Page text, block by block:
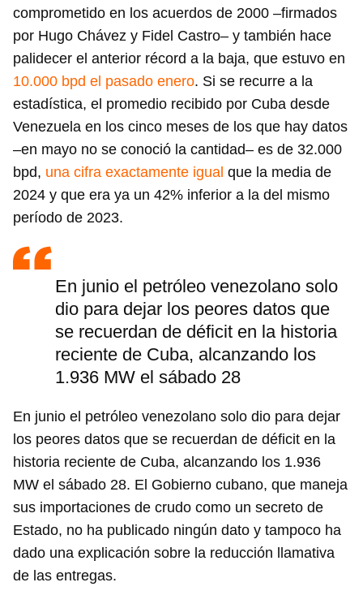
comprometido en los acuerdos de 2000 –firmados
por Hugo Chávez y Fidel Castro– y también hace
palidecer el anterior récord a la baja, que estuvo en
10.000 bpd el pasado enero. Si se recurre a la
estadística, el promedio recibido por Cuba desde
Venezuela en los cinco meses de los que hay datos
–en mayo no se conoció la cantidad– es de 32.000
bpd, una cifra exactamente igual que la media de
2024 y que era ya un 42% inferior a la del mismo
período de 2023.
En junio el petróleo venezolano solo
dio para dejar los peores datos que
se recuerdan de déficit en la historia
reciente de Cuba, alcanzando los
1.936 MW el sábado 28
En junio el petróleo venezolano solo dio para dejar
los peores datos que se recuerdan de déficit en la
historia reciente de Cuba, alcanzando los 1.936
MW el sábado 28. El Gobierno cubano, que maneja
sus importaciones de crudo como un secreto de
Estado, no ha publicado ningún dato y tampoco ha
dado una explicación sobre la reducción llamativa
de las entregas.